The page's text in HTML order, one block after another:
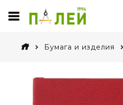
Бумага и изделия